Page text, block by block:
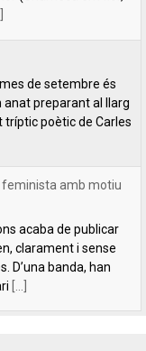
de setembre és
poètic de Carles
amb motiu
acaba de publicar
clarament i sense
D’una banda, han
[...]